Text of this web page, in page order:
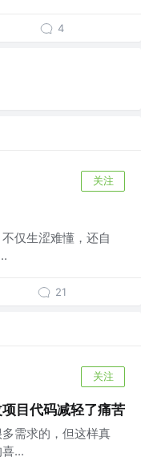
4
关注
仅生涩难懂，还自
21
关注
目代码减轻了痛苦
需求的，但这样真
...